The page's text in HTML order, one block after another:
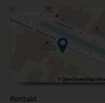
Kontakt